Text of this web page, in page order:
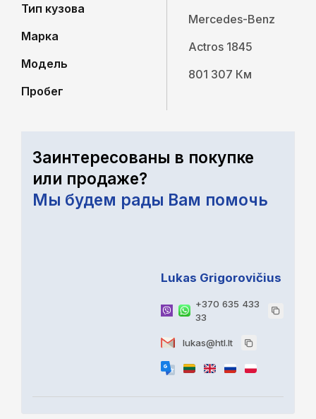
Тип кузова
Марка
Модель
Пробег
Mercedes-Benz
Actros 1845
801 307 Км
Заинтересованы в покупке
или продаже?
Мы будем рады Вам помочь
Lukas Grigorovičius
+370 635 433
33
lukas@htl.lt